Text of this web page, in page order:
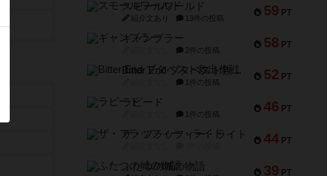
59 PT
スモールワールド
紹介文あり 13件の投稿
58 PT
ギャンブラー
2件の投稿
52 PT
Bitter End ブタペスト救出作戦
1件の投稿
46 PT
ラピード
1件の投稿
44 PT
ザ・フラッフィー・ライト
39 PT
ふたつの城の物語